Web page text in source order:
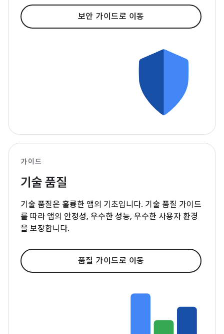
보안 가이드로 이동
가이드
기술 품질
기술 품질은 훌륭한 앱의 기초입니다. 기술 품질 가이드
를 따라 앱의 안정성, 우수한 성능, 우수한 사용자 환경
을 보장합니다.
품질 가이드로 이동